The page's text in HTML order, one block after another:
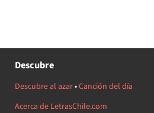
Descubre
Descubre al azar•Canción del día
Acerca de LetrasChile.com